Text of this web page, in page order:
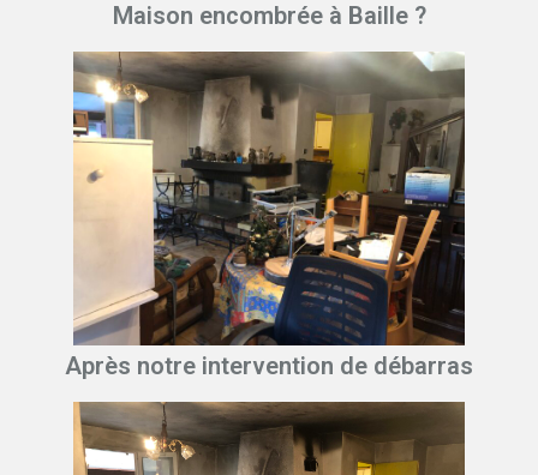
Maison encombrée à Baille ?
Après notre intervention de débarras